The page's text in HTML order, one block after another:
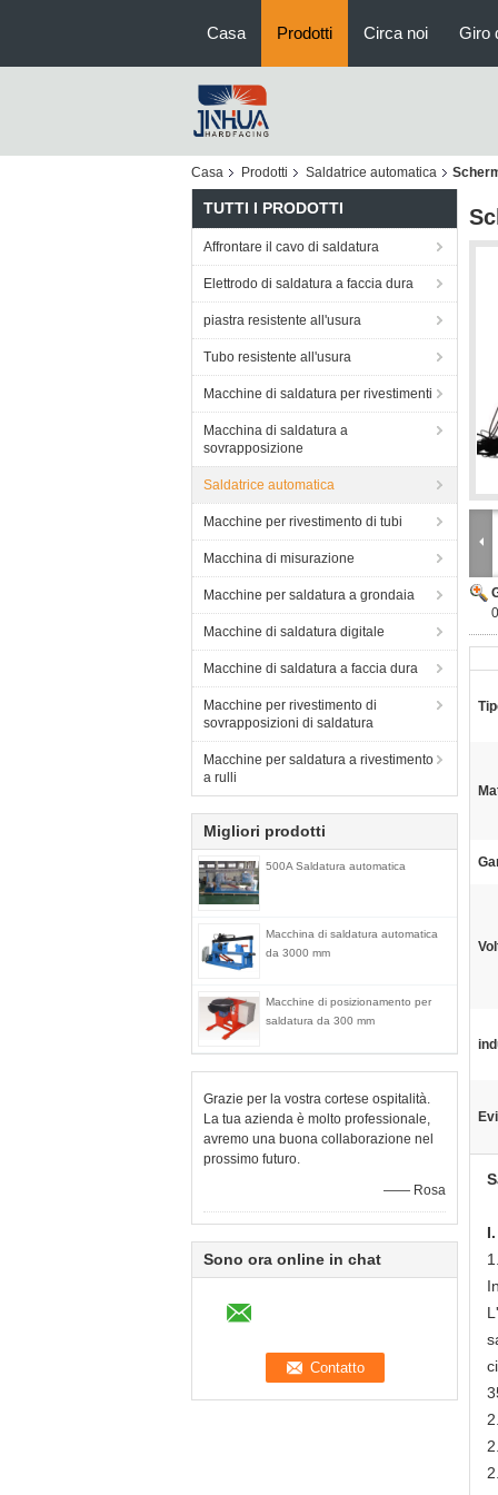
Casa Prodotti Circa noi Giro
Casa Prodotti Saldatrice automatica
TUTTI I PRODOTTI
Affrontare il cavo di saldatura
Elettrodo di saldatura a faccia dura
piastra resistente all'usura
Tubo resistente all'usura
Macchine di saldatura per rivestimenti
Macchina di saldatura a
sovrapposizione
Saldatrice automatica
Macchine per rivestimento di tubi
Macchina di misurazione
Macchine per saldatura a grondaia
Macchine di saldatura digitale
Macchine di saldatura a faccia dura
Macchine per rivestimento di
sovrapposizioni di saldatura
Macchine per saldatura a rivestimento
a rulli
Migliori prodotti
500A Saldatura automatica
Macchina di saldatura automatica
da 3000 mm
Macchine di posizionamento per
saldatura da 300 mm
Grazie per la vostra cortese ospitalità.
La tua azienda è molto professionale,
avremo una buona collaborazione nel
prossimo futuro.
—— Rosa
Sono ora online in chat